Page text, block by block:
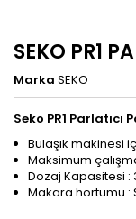
SEKO PR1
Marka SEKO
Seko PR1 Parlatıcı
Bulaşık makinesi
Maksimum
Dozaj Kapasitesi :
Makara hortumu :